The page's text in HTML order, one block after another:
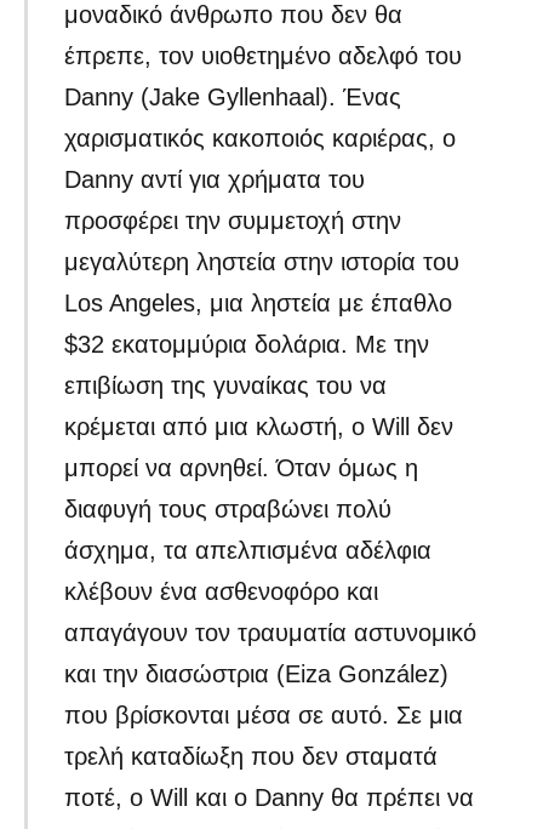
μοναδικό άνθρωπο που δεν θα
έπρεπε, τον υιοθετημένο αδελφό του
Danny (Jake Gyllenhaal). Ένας
χαρισματικός κακοποιός καριέρας, ο
Danny αντί για χρήματα του
προσφέρει την συμμετοχή στην
μεγαλύτερη ληστεία στην ιστορία του
Los Angeles, μια ληστεία με έπαθλο
$32 εκατομμύρια δολάρια. Με την
επιβίωση της γυναίκας του να
κρέμεται από μια κλωστή, ο Will δεν
μπορεί να αρνηθεί. Όταν όμως η
διαφυγή τους στραβώνει πολύ
άσχημα, τα απελπισμένα αδέλφια
κλέβουν ένα ασθενοφόρο και
απαγάγουν τον τραυματία αστυνομικό
και την διασώστρια (Eiza González)
που βρίσκονται μέσα σε αυτό. Σε μια
τρελή καταδίωξη που δεν σταματά
ποτέ, ο Will και ο Danny θα πρέπει να